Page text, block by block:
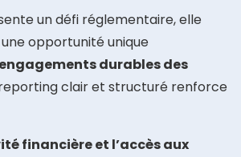
un défi réglementaire, elle
opportunité unique
durables des
clair et structuré renforce
financière et l’accès aux